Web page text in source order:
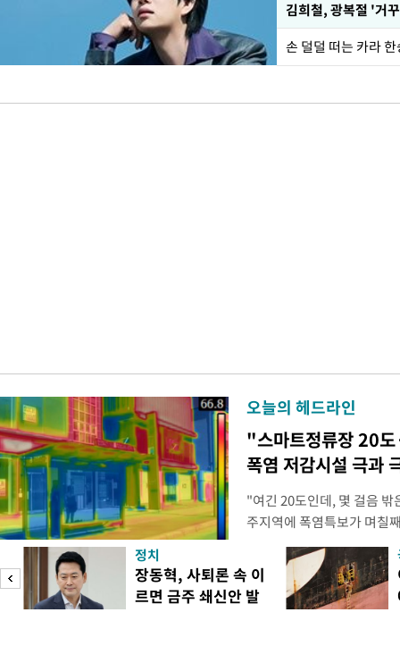
손 덜덜 떠는 카라
오늘의 헤드라인
"스마트정류장 20
폭염 저감시설 극과
"여긴 20도인데, 몇 걸음
주지역에 폭염특보가 며칠
주 북구 용봉동 패션의거
기도 전인 이른 시각부터
통 샛노랗거나 새빨갛게 물
른색, 온도가 높을수록 붉
정치
장동혁, 사퇴론 속 이
르면 금주 쇄신안 발